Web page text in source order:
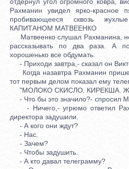
Рахманин увидел ярко-красное
пробивающееся сквозь
КАПИТАНОМ МАТВЕЕНКО
Матвеенко слушал Рахманина,
рассказывать по два раза. А
хорошенько все обдумать.
- Приходи завтра,- сказал он
Когда назавтра Рахманин
тот первым делом показал ему
"МОЛОКО СКИСЛО. КИРЕКША.
- Что бы это значило?- спросил
- Ничего,- угрюмо ответил
директора задушили.
- А кого они ждут?
- Нас.
- Зачем?
- Чтобы задушить.
- А кто давал телеграмму?